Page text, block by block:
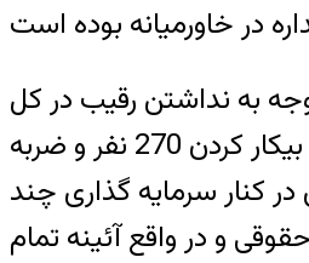
به نداشتن رقیب در کل
خاور میانه ، درآمد فرضیه سرشار و باد آورده ای را نصیب مالکین جدید آن خواهد نمود و این مورد متصوره اخیر ارزش بیکار کردن 270 نفر و ضربه
کنار سرمایه گذاری چند
و در واقع آئینه تمام